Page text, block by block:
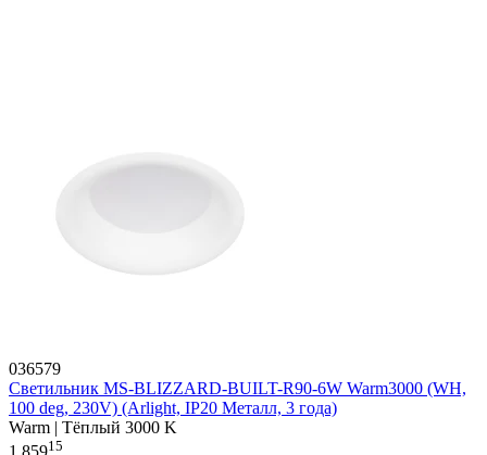
036579
Светильник MS-BLIZZARD-BUILT-R90-6W Warm3000 (WH,
100 deg, 230V) (Arlight, IP20 Металл, 3 года)
Warm | Тёплый 3000 K
1 85915